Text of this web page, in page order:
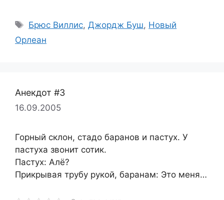
Метки
Брюс Виллис,Джордж Буш, Новый
Орлеан
Анекдот #3
16.09.2005
Горный склон, стадо баранов и пастух. У
пастуха звонит сотик.
Пастух: Алё?
Прикрывая трубу рукой, баранам: Это меня…